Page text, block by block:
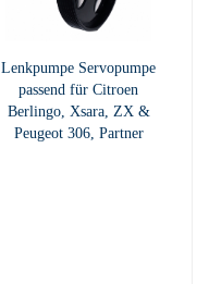
Lenkpumpe Servopumpe
passend für Citroen
Berlingo, Xsara, ZX &
Peugeot 306, Partner